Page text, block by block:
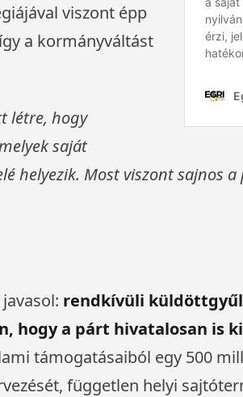
viszont épp
a kormányváltást
létre, hogy
saját
helyezik. Most viszont sajnos
rendkívüli
hogy a párt hivatalosan is
támogatásaiból egy 500
független helyi